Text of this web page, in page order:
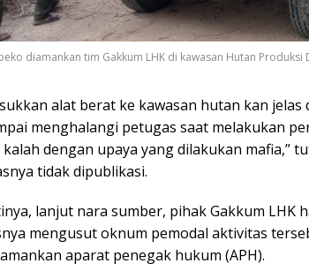
diamankan tim Gakkum LHK di kawasan Hutan Produksi
alat berat ke kawasan hutan kan
menghalangi petugas saat melakukan
kalah dengan upaya yang dilakukan mafia,”
tidak dipublikasi.
lanjut nara sumber, pihak Gakkum
mengusut oknum pemodal aktivitas
aparat penegak hukum (APH).